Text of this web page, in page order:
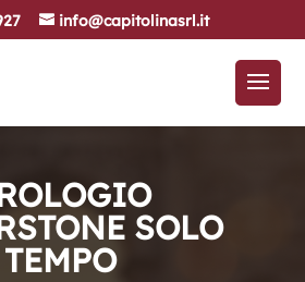
info@capitolinasrl.it
SOLO
TEMPO